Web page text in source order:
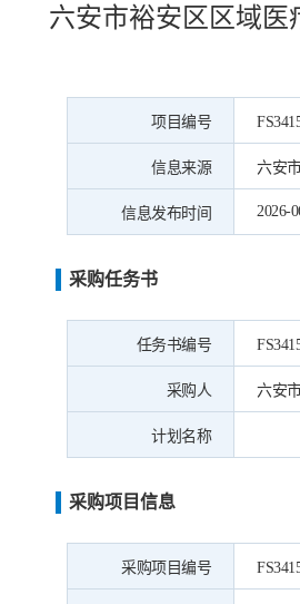
六安市裕安区区域
项目编号
信息来源 六安
信息发布时间 2026-
采购任务书
任务书编号
采购人 六安
计划名称
采购项目信息
采购项目编号